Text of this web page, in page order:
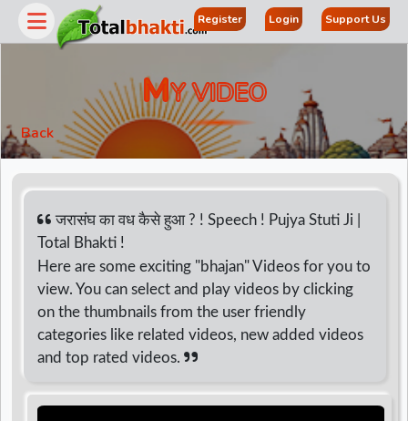
Register Login Support Us
MY VIDEO
Back
जरासंघ का वध कैसे हुआ ? ! Speech ! Pujya Stuti Ji |
Total Bhakti !
Here are some exciting "bhajan" Videos for you to
view. You can select and play videos by clicking
on the thumbnails from the user friendly
categories like related videos, new added videos
and top rated videos.